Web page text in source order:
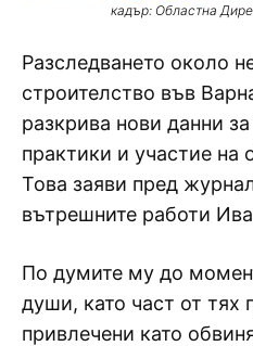
кадър: Областна
Разследването около
строителство във
разкрива нови данни
практики и участие
Това заяви пред
вътрешните работи
По думите му до
души, като част от тях
привлечени като